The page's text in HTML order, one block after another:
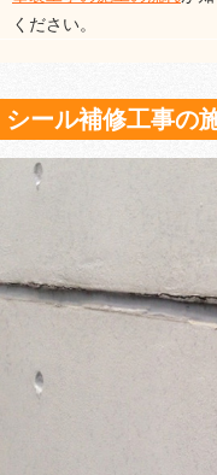
ください。
シール補修工事の